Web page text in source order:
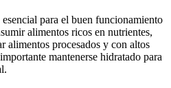
para el buen funcionamiento
alimentos ricos en nutrientes,
alimentos procesados y con altos
mantenerse hidratado para